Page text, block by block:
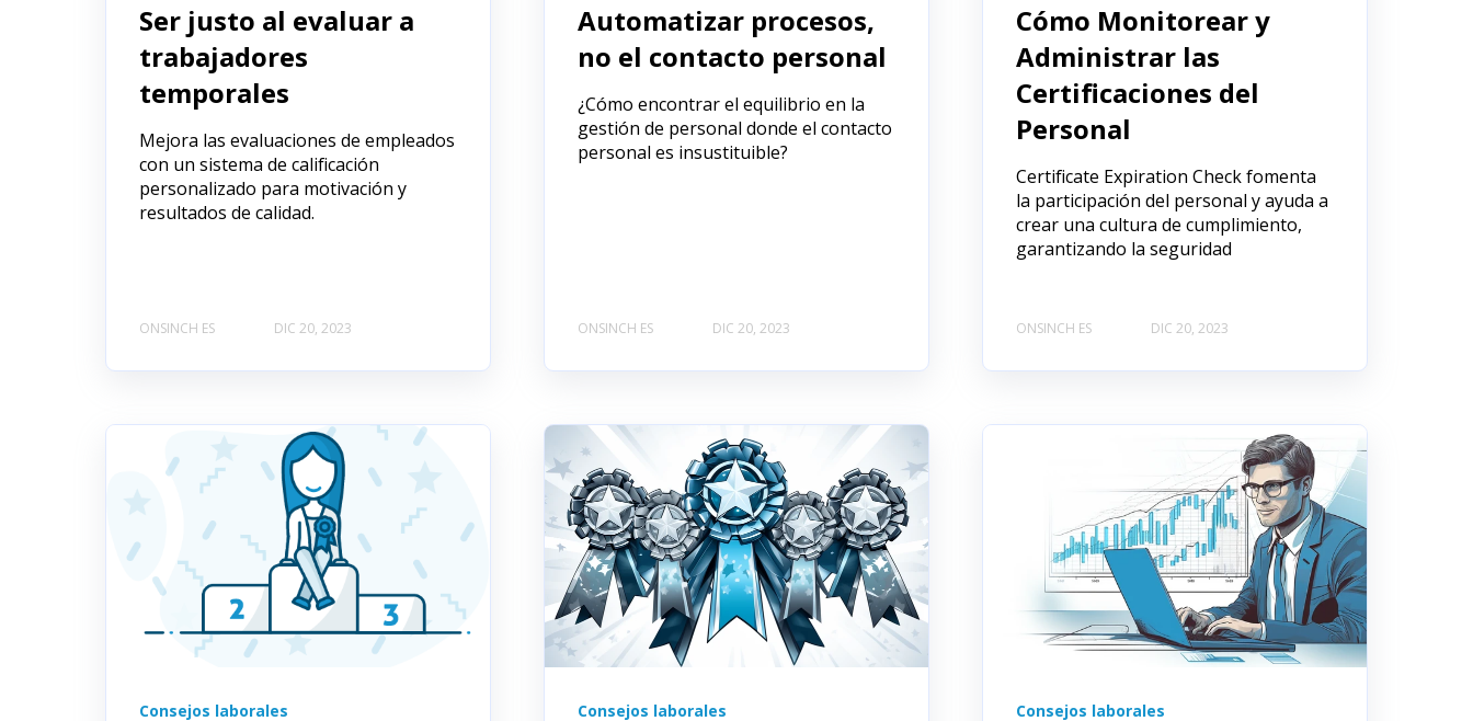
Ser justo al evaluar a
trabajadores
temporales
Mejora las evaluaciones de empleados
con un sistema de calificación
personalizado para motivación y
resultados de calidad.
ONSINCH ES DIC 20, 2023
Automatizar procesos,
no el contacto personal
¿Cómo encontrar el equilibrio en la
gestión de personal donde el contacto
personal es insustituible?
ONSINCH ES DIC 20, 2023
Cómo Monitorear y
Administrar las
Certificaciones del
Personal
Certificate Expiration Check fomenta
la participación del personal y ayuda a
crear una cultura de cumplimiento,
garantizando la seguridad
ONSINCH ES DIC 20, 2023
Consejos laborales Consejos laborales Consejos laborales